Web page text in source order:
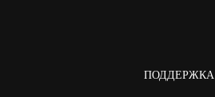
ПОДДЕРЖКА